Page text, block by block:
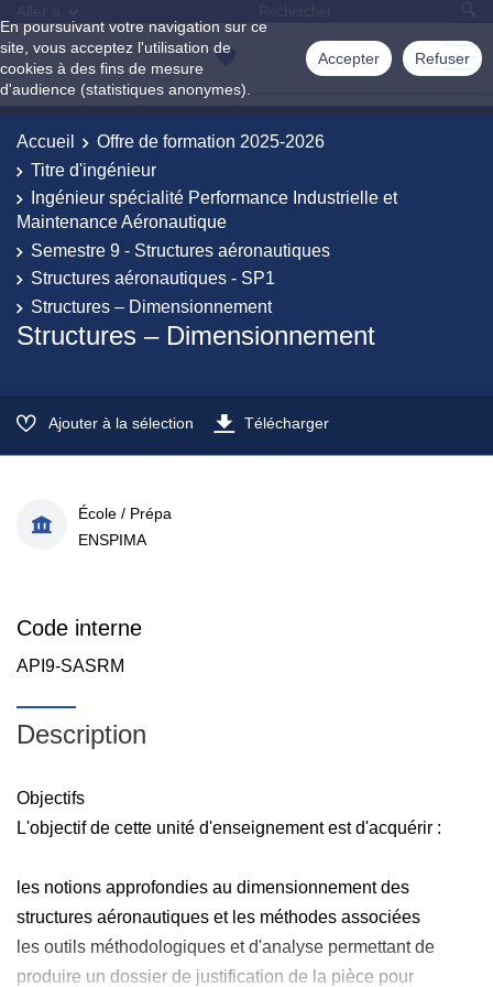
En poursuivant votre navigation sur ce
site, vous acceptez l'utilisation de
cookies à des fins de mesure
d'audience (statistiques anonymes).
Accepter Refuser
Accueil
Offre de formation 2025-2026
Titre d'ingénieur
Ingénieur spécialité Performance Industrielle et
Maintenance Aéronautique
Semestre 9 - Structures aéronautiques
Structures aéronautiques - SP1
Structures – Dimensionnement
Structures – Dimensionnement
Ajouter à la sélection Télécharger
École / Prépa
ENSPIMA
Code interne
API9-SASRM
Description
Objectifs
L'objectif de cette unité d'enseignement est d'acquérir :
les notions approfondies au dimensionnement des
structures aéronautiques et les méthodes associées
les outils méthodologiques et d'analyse permettant de
produire un dossier de justification de la pièce pour